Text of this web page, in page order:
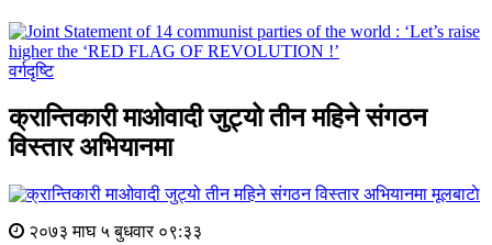
वर्गदृष्टि
क्रान्तिकारी माओवादी जुट्यो तीन महिने संगठन
विस्तार अभियानमा
मूलबाटाे
२०७३ माघ ५ बुधवार ०९:३३